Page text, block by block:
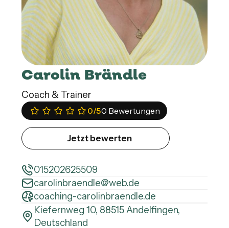
Carolin Brändle
Coach & Trainer
0/50 Bewertungen
Jetzt bewerten
015202625509
carolinbraendle@web.de
coaching-carolinbraendle.de
Kiefernweg 10, 88515 Andelfingen,
Deutschland